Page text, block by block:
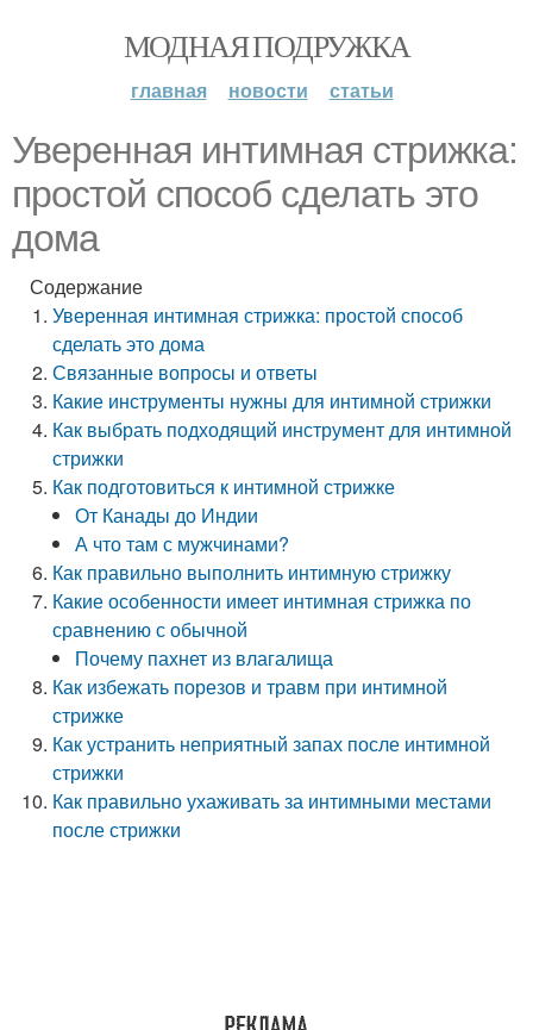
МОДНАЯ ПОДРУЖКА
главная новости статьи
Уверенная интимная стрижка:
простой способ сделать это
дома
Содержание
Уверенная интимная стрижка: простой способ
сделать это дома
Связанные вопросы и ответы
Какие инструменты нужны для интимной стрижки
Как выбрать подходящий инструмент для интимной
стрижки
Как подготовиться к интимной стрижке
От Канады до Индии
А что там с мужчинами?
Как правильно выполнить интимную стрижку
Какие особенности имеет интимная стрижка по
сравнению с обычной
Почему пахнет из влагалища
Как избежать порезов и травм при интимной
стрижке
Как устранить неприятный запах после интимной
стрижки
Как правильно ухаживать за интимными местами
после стрижки